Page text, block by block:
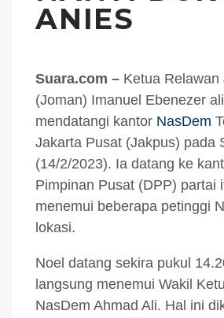
ANIES
Suara.com – Ketua
(Joman) Imanuel Ebenezer
mendatangi kantor NasDem
Jakarta Pusat (Jakpus) pada
(14/2/2023). Ia datang ke
Pimpinan Pusat (DPP) partai
menemui beberapa petinggi
lokasi.
Noel datang sekira pukul
langsung menemui Wakil
NasDem Ahmad Ali. Hal ini